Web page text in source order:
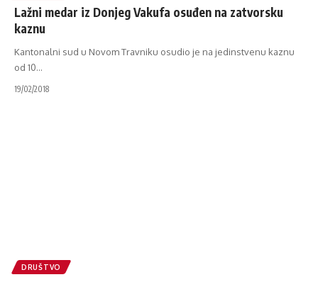
Lažni medar iz Donjeg Vakufa osuđen na zatvorsku
kaznu
Kantonalni sud u Novom Travniku osudio je na jedinstvenu kaznu
od 10…
19/02/2018
DRUŠTVO